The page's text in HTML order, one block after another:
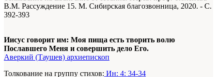
В.М. Рассуждение 15. М. Сибирская благозвонница, 2020. - С.
392-393
Иисус говорит им: Моя пища есть творить волю
Пославшего Меня и совершить дело Его.
Аверкий (Таушев) архиепископ
Толкование на группу стихов: Ин: 4: 34-34